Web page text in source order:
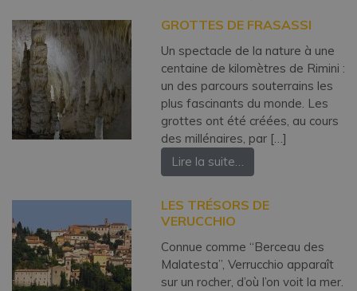
GROTTES DE FRASASSI
Un spectacle de la nature à une
centaine de kilomètres de Rimini :
un des parcours souterrains les
plus fascinants du monde. Les
grottes ont été créées, au cours
des millénaires, par […]
Lire la suite…
LES TRÉSORS DE
VERUCCHIO
Connue comme “Berceau des
Malatesta”, Verrucchio apparaît
sur un rocher, d’où l’on voit la mer.